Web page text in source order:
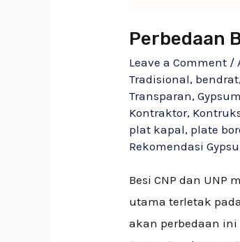
Perbedaan
Leave a Comment /
Tradisional, bendrat,
Transparan,Gypsum
Kontraktor,
plat kapal, plate
Rekomendasi
Besi CNP dan
utama terletak
akan perbedaan